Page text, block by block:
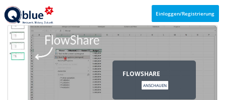
Einloggen/Registrierung
FLOWSHARE
ANSCHAUEN